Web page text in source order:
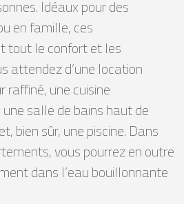
Idéaux pour des
en famille, ces
tout le confort et les
attendez d’une location
raffiné, une cuisine
salle de bains haut de
bien sûr, une piscine. Dans
vous pourrez en outre
dans l’eau bouillonnante